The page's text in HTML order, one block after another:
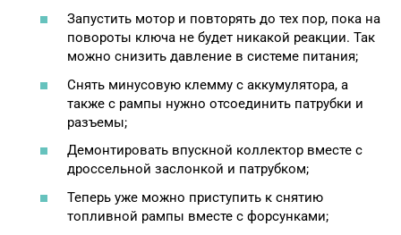
Запустить мотор и повторять до тех пор, пока на
повороты ключа не будет никакой реакции. Так
можно снизить давление в системе питания;
Снять минусовую клемму с аккумулятора, а
также с рампы нужно отсоединить патрубки и
разъемы;
Демонтировать впускной коллектор вместе с
дроссельной заслонкой и патрубком;
Теперь уже можно приступить к снятию
топливной рампы вместе с форсунками;